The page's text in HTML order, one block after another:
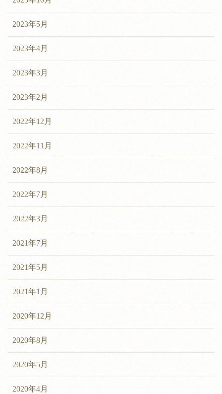
2023年5月
2023年4月
2023年3月
2023年2月
2022年12月
2022年11月
2022年8月
2022年7月
2022年3月
2021年7月
2021年5月
2021年1月
2020年12月
2020年8月
2020年5月
2020年4月